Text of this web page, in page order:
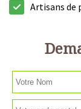
Artisans de